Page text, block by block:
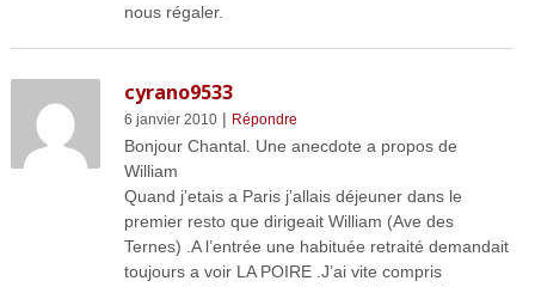
nous régaler.
cyrano9533
6 janvier 2010| Répondre
Bonjour Chantal. Une anecdote a propos de
William
Quand j’etais a Paris j’allais déjeuner dans le
premier resto que dirigeait William (Ave des
Ternes) .A l’entrée une habituée retraité demandait
toujours a voir LA POIRE .J’ai vite compris